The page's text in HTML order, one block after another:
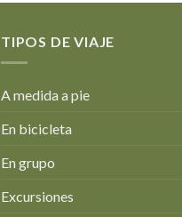
TIPOS DE VIAJE
A medida a pie
En bicicleta
En grupo
Excursiones